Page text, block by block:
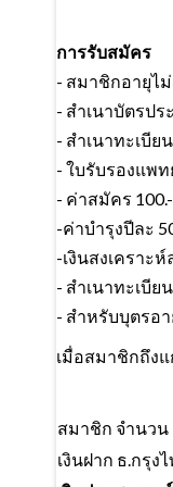
การรับสมัคร
- สมาชิกอายุไม่
- สำเนาบัตรป
- สำเนาทะเบีย
- ใบรับรองแพ
- ค่าสมัคร
-ค่าบำรุงปีละ
-เงินสงเคราะ
- สำเนาทะเบี
- สำหรับบุตรอ
เมื่อสมาชิกถึงแ
สมาชิก จำนวน
เงินฝาก ธ.กรุง